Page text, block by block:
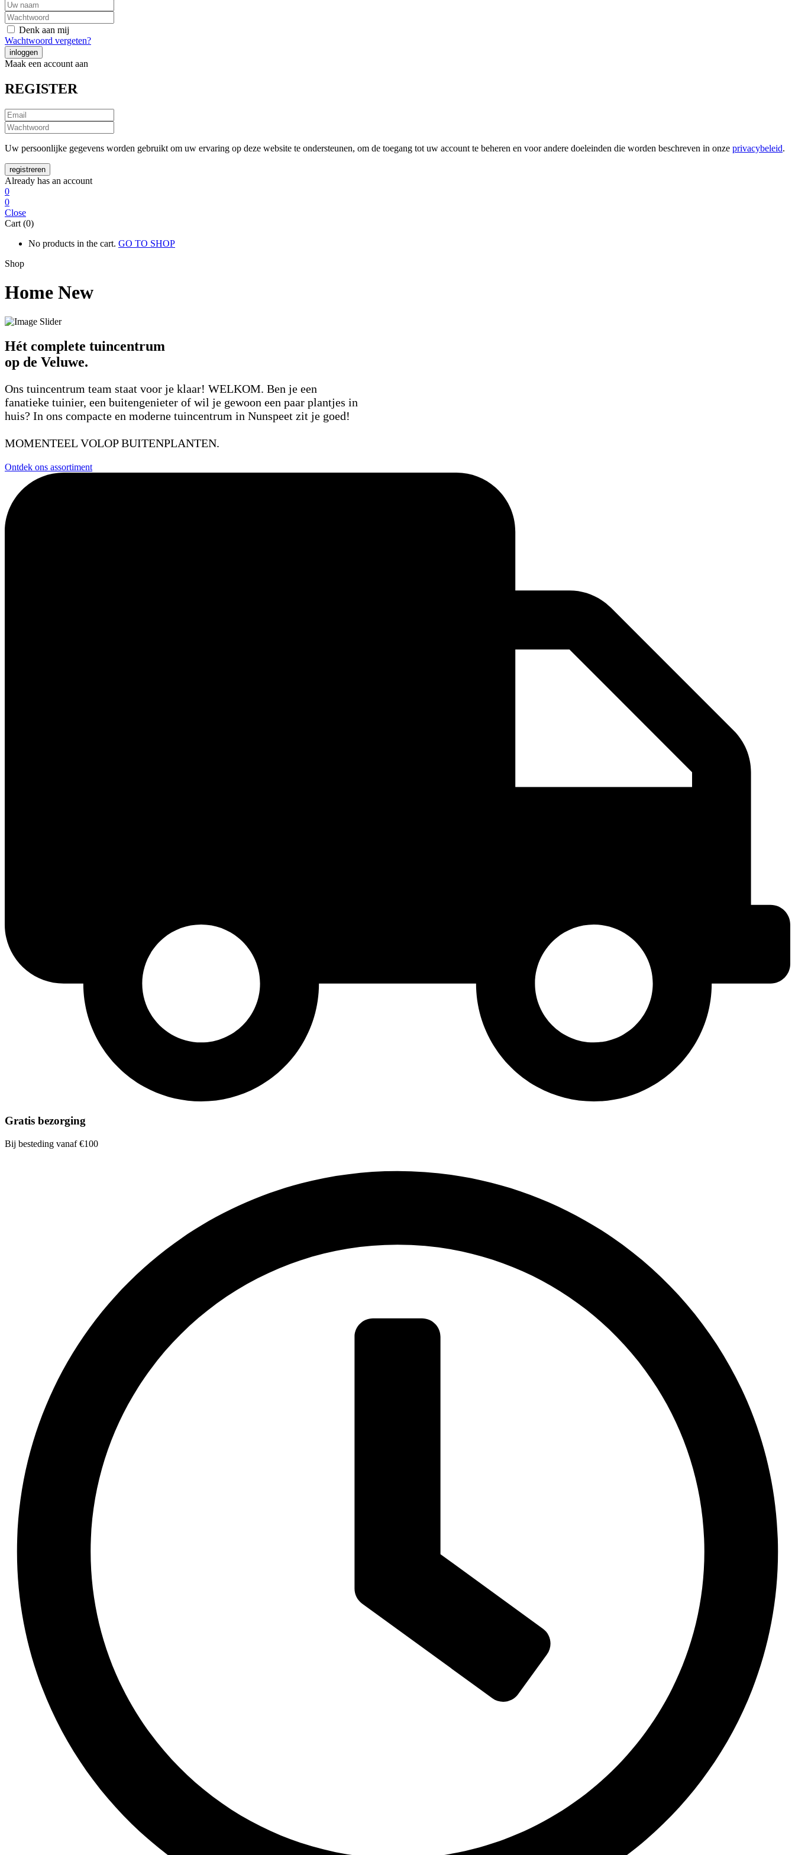
Denk aan mij
Wachtwoord vergeten?
Maak een account aan
REGISTER
Uw persoonlijke gegevens worden gebruikt om uw ervaring op deze website te ondersteunen, om de toegang tot uw account te beheren en voor andere doeleinden die worden beschreven in onze privacybeleid.
Already has an account
0
0
Close
Cart (0)
No products in the cart. GO TO SHOP
Shop
Home New
Hét complete tuincentrum
op de Veluwe.
Ons tuincentrum team staat voor je klaar! WELKOM. Ben je een
fanatieke tuinier, een buitengenieter of wil je gewoon een paar plantjes in
huis? In ons compacte en moderne tuincentrum in Nunspeet zit je goed!
MOMENTEEL VOLOP BUITENPLANTEN.
Ontdek ons assortiment
Gratis bezorging
Bij besteding vanaf €100